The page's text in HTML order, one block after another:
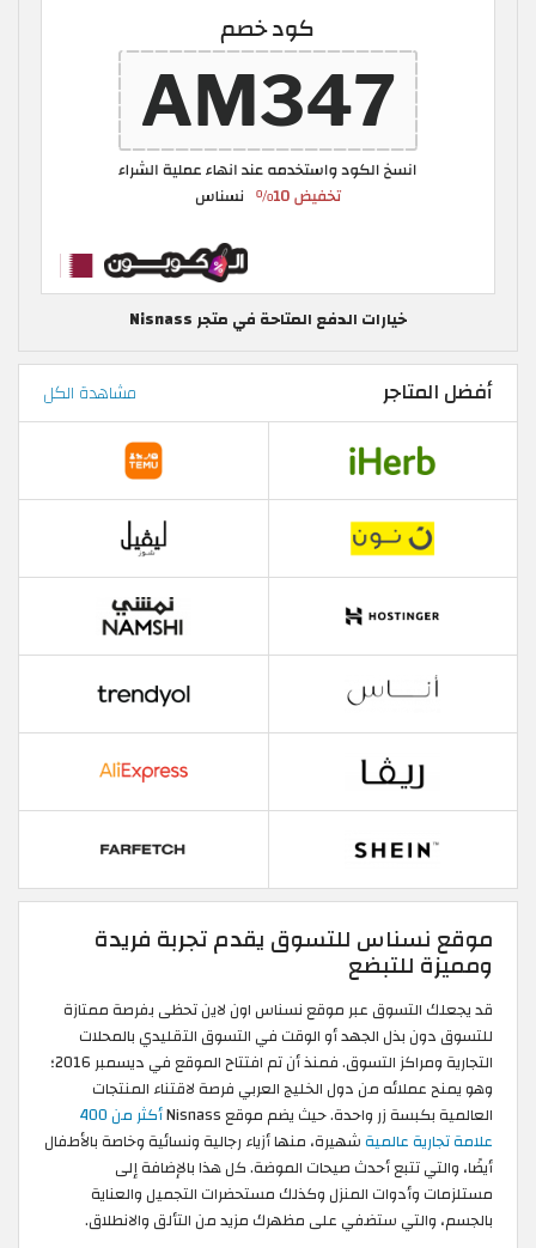
خيارات الدفع المتاحة في متجر Nisnass
أفضل المتاجر مشاهدة الكل
موقع نسناس للتسوق يقدم تجربة فريدة
ومميزة للتبضع
قد يجعلك التسوق عبر موقع نسناس اون لاين تحظى بفرصة ممتازة
للتسوق دون بذل الجهد أو الوقت في التسوق التقليدي بالمحلات
التجارية ومراكز التسوق. فمنذ أن تم افتتاح الموقع في ديسمبر 2016؛
وهو يمنح عملائه من دول الخليج العربي فرصة لاقتناء المنتجات
العالمية بكبسة زر واحدة. حيث يضم موقع Nisnass
أكثر من 400
علامة تجارية عالميةشهيرة، منها أزياء رجالية ونسائية وخاصة بالأطفال
أيضًا، والتي تتبع أحدث صيحات الموضة. كل هذا بالإضافة إلى
مستلزمات وأدوات المنزل وكذلك مستحضرات التجميل والعناية
بالجسم، والتي ستضفي على مظهرك مزيد من التألق والانطلاق.